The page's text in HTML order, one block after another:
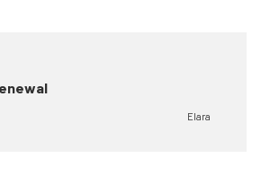
Elara